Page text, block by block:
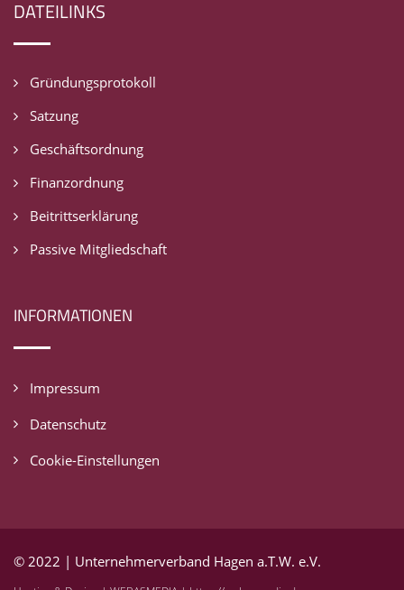
DATEILINKS
Gründungsprotokoll
Satzung
Geschäftsordnung
Finanzordnung
Beitrittserklärung
Passive Mitgliedschaft
INFORMATIONEN
Impressum
Datenschutz
Cookie-Einstellungen
© 2022 | Unternehmerverband Hagen a.T.W. e.V.